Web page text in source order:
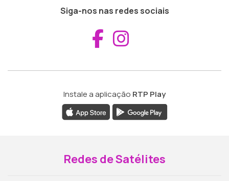
Siga-nos nas redes sociais
Aceder ao
Instale a aplicação RTP Play
Redes de Satélites